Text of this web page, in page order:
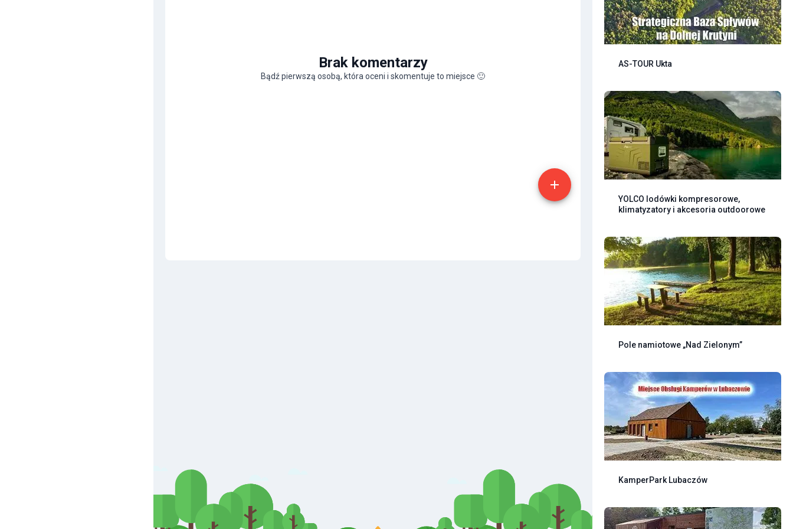
Brak komentarzy
Bądź pierwszą osobą, która oceni i skomentuje to miejsce 🙂
AS-TOUR Ukta
YOLCO lodówki kompresorowe,
klimatyzatory i akcesoria outdoorowe
Pole namiotowe „Nad Zielonym”
KamperPark Lubaczów